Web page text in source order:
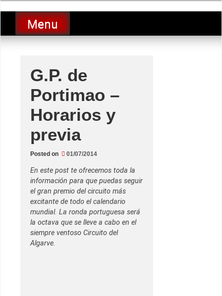
to
contentLucio Lopez GP
luciolopezgp
Menu
G.P. de
Portimao –
Horarios y
previa
Posted on 01/07/2014
En este post te ofrecemos toda la
información para que puedas seguir
el gran premio del circuito más
excitante de todo el calendario
mundial. La ronda portuguesa será
la octava que se lleve a cabo en el
siempre ventoso Circuito del
Algarve.